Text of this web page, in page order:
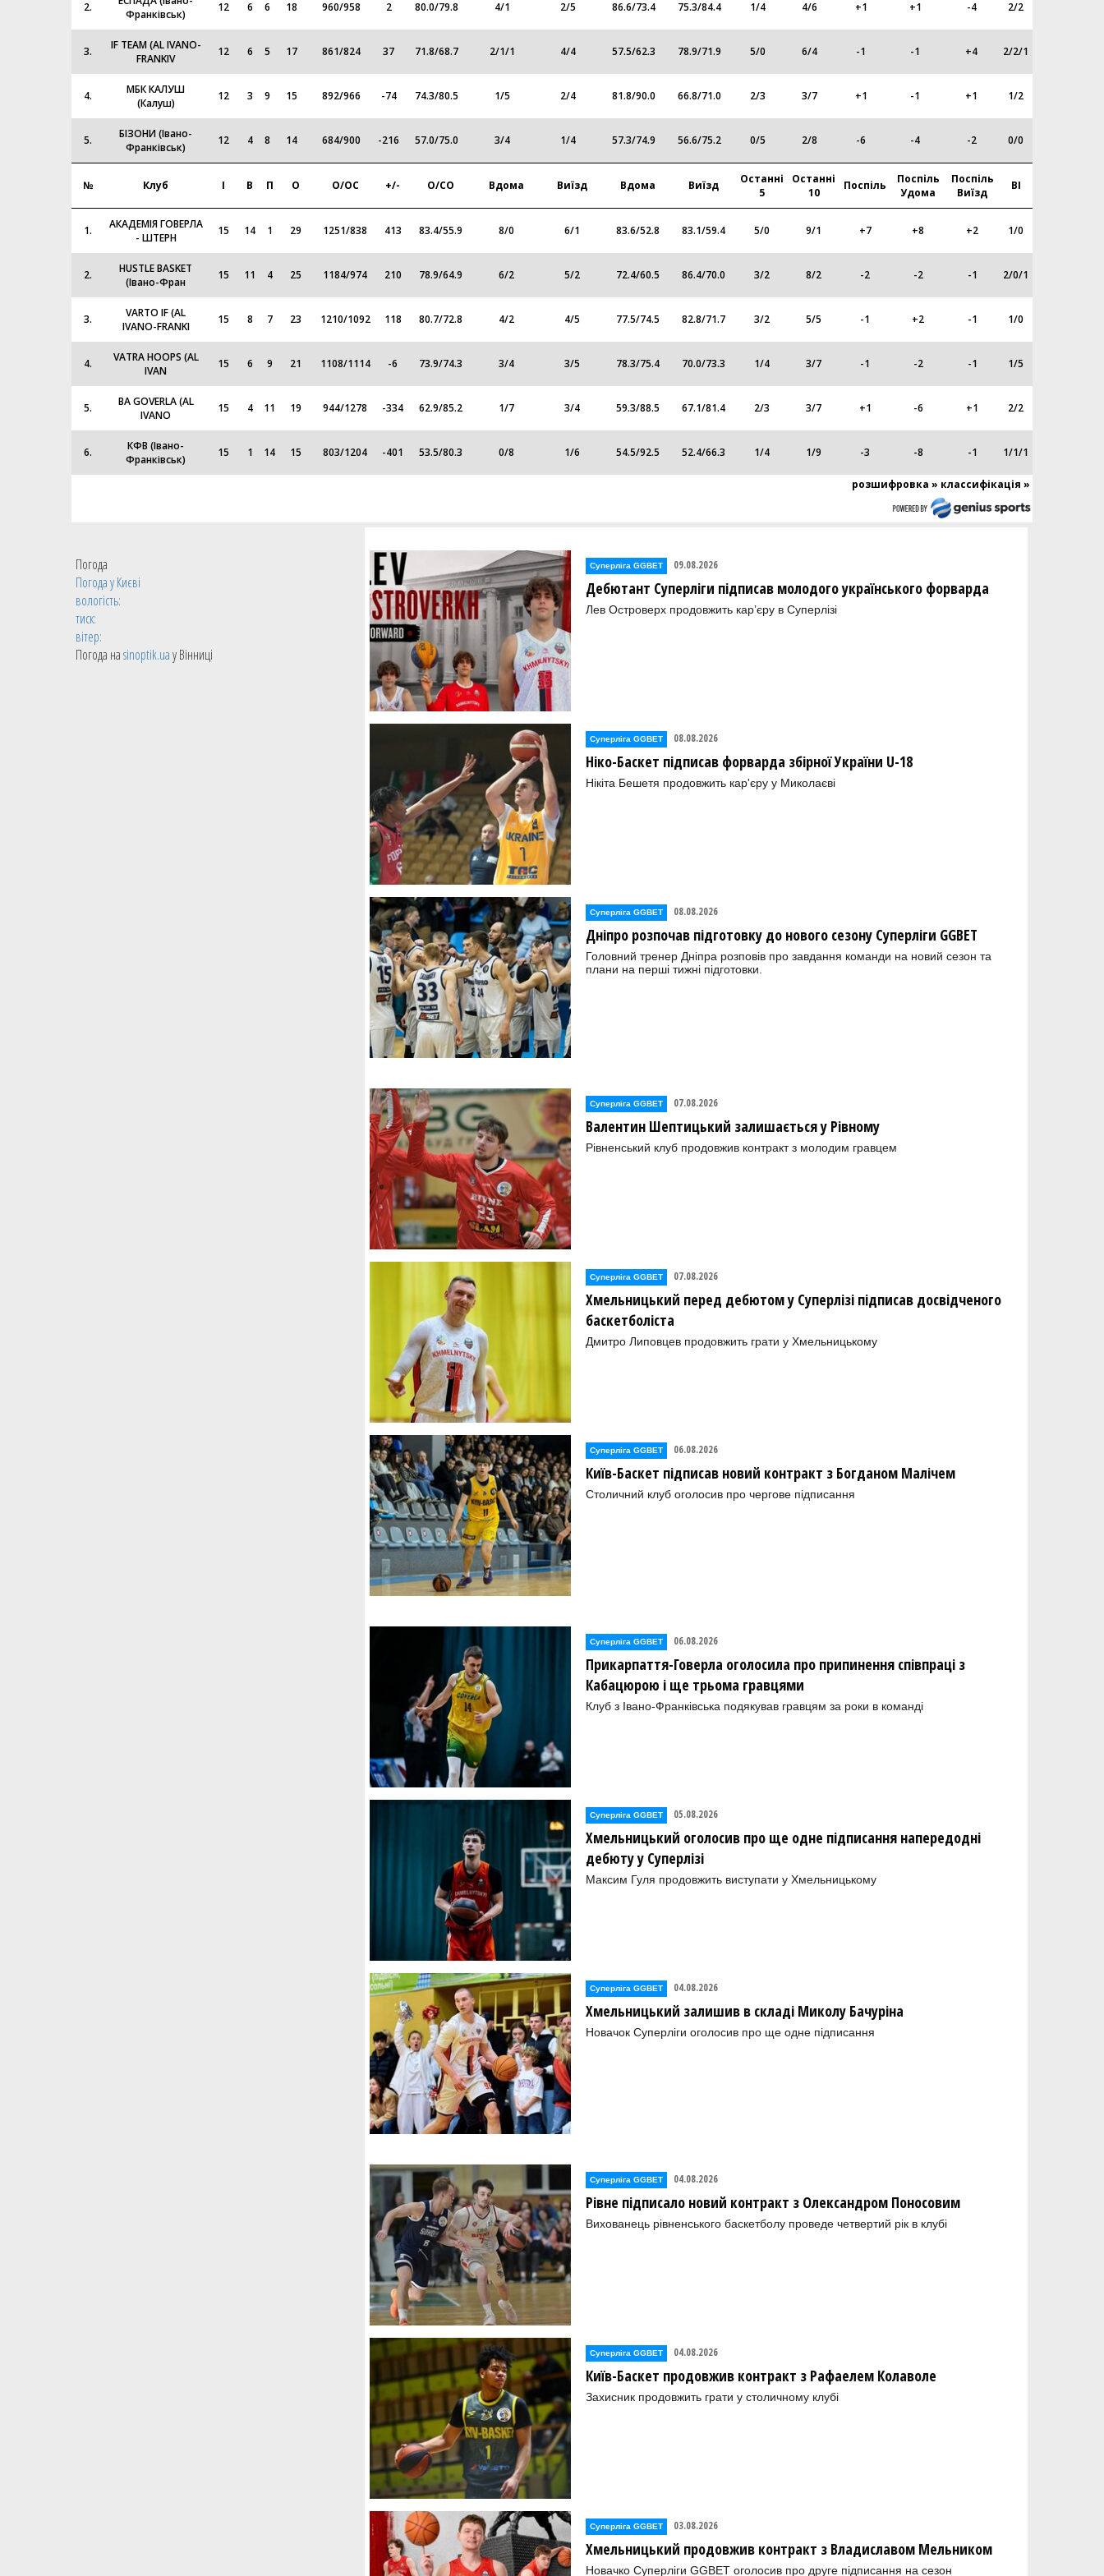
2.
Франківськ)
12 6 6 18 960/958 2 80.0/79.8 4/1 2/5 86.6/73.4 75.3/84.4 1/4 4/6 +1 +1 -4 2/2
3.
IF TEAM (AL IVANO-
FRANKIV
12 6 5 17 861/824 37 71.8/68.7 2/1/1 4/4 57.5/62.3 78.9/71.9 5/0 6/4 -1 -1 +4 2/2/1
4.
МБК КАЛУШ
(Калуш)
12 3 9 15 892/966 -74 74.3/80.5 1/5 2/4 81.8/90.0 66.8/71.0 2/3 3/7 +1 -1 +1 1/2
5.
БІЗОНИ (Івано-
Франківськ)
12 4 8 14 684/900 -216 57.0/75.0 3/4 1/4 57.3/74.9 56.6/75.2 0/5 2/8 -6 -4 -2 0/0
№ Клуб І В П О О/ОС +/- О/СО Вдома Виїзд Вдома Виїзд
Останні
5
Останні
10
Поспіль
Поспіль
Удома
Поспіль
Виїзд
ВІ
1.
АКАДЕМІЯ ГОВЕРЛА
- ШТЕРН
15 14 1 29 1251/838 413 83.4/55.9 8/0 6/1 83.6/52.8 83.1/59.4 5/0 9/1 +7 +8 +2 1/0
2.
HUSTLE BASKET
(Івано-Фран
15 11 4 25 1184/974 210 78.9/64.9 6/2 5/2 72.4/60.5 86.4/70.0 3/2 8/2 -2 -2 -1 2/0/1
3.
VARTO IF (AL
IVANO-FRANKI
15 8 7 23 1210/1092 118 80.7/72.8 4/2 4/5 77.5/74.5 82.8/71.7 3/2 5/5 -1 +2 -1 1/0
4.
VATRA HOOPS (AL
IVAN
15 6 9 21 1108/1114 -6 73.9/74.3 3/4 3/5 78.3/75.4 70.0/73.3 1/4 3/7 -1 -2 -1 1/5
5.
BA GOVERLA (AL
IVANO
15 4 11 19 944/1278 -334 62.9/85.2 1/7 3/4 59.3/88.5 67.1/81.4 2/3 3/7 +1 -6 +1 2/2
6.
КФВ (Івано-
Франківськ)
15 1 14 15 803/1204 -401 53.5/80.3 0/8 1/6 54.5/92.5 52.4/66.3 1/4 1/9 -3 -8 -1 1/1/1
розшифровка » классифікація »
Погода
Погода уКиєві
вологість:
тиск:
вітер:
Погода наsinoptik.uaу Вінниці
Суперліга GGBET 09.08.2026
Дебютант Суперліги підписав молодого українського форварда
Лев Островерх продовжить карʼєру в Суперлізі
Суперліга GGBET 08.08.2026
Ніко-Баскет підписав форварда збірної України U-18
Нікіта Бешетя продовжить кар'єру у Миколаєві
Суперліга GGBET 08.08.2026
Дніпро розпочав підготовку до нового сезону Суперліги GGBET
Головний тренер Дніпра розповів про завдання команди на новий сезон та
плани на перші тижні підготовки.
Суперліга GGBET 07.08.2026
Валентин Шептицький залишається у Рівному
Рівненський клуб продовжив контракт з молодим гравцем
Суперліга GGBET 07.08.2026
Хмельницький перед дебютом у Суперлізі підписав досвідченого
баскетболіста
Дмитро Липовцев продовжить грати у Хмельницькому
Суперліга GGBET 06.08.2026
Київ-Баскет підписав новий контракт з Богданом Малічем
Столичний клуб оголосив про чергове підписання
Суперліга GGBET 06.08.2026
Прикарпаття-Говерла оголосила про припинення співпраці з
Кабацюрою і ще трьома гравцями
Клуб з Івано-Франківська подякував гравцям за роки в команді
Суперліга GGBET 05.08.2026
Хмельницький оголосив про ще одне підписання напередодні
дебюту у Суперлізі
Максим Гуля продовжить виступати у Хмельницькому
Суперліга GGBET 04.08.2026
Хмельницький залишив в складі Миколу Бачуріна
Новачок Суперліги оголосив про ще одне підписання
Суперліга GGBET 04.08.2026
Рівне підписало новий контракт з Олександром Поносовим
Вихованець рівненського баскетболу проведе четвертий рік в клубі
Суперліга GGBET 04.08.2026
Київ-Баскет продовжив контракт з Рафаелем Колаволе
Захисник продовжить грати у столичному клубі
Суперліга GGBET 03.08.2026
Хмельницький продовжив контракт з Владиславом Мельником
Новачко Суперліги GGBET оголосив про друге підписання на сезон